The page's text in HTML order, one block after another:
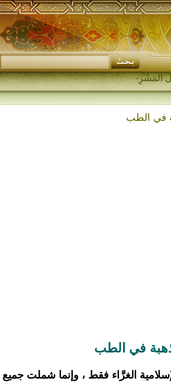
في الطب
في الطب
الغرَّاء فقط ، وإنما شملت جميع